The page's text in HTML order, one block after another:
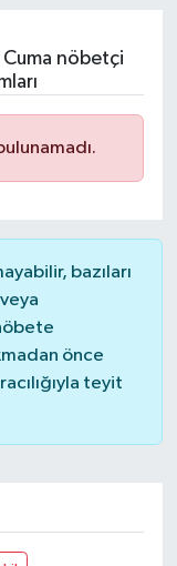
nöbetçi
bazıları
önce
teyit